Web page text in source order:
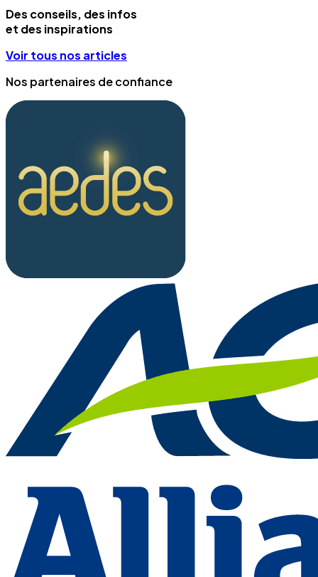
Des conseils, des infos
et des inspirations
Voir tous nos articles
Nos partenaires de confiance